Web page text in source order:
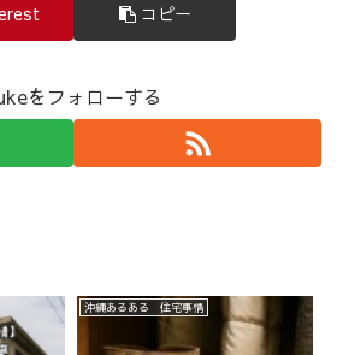
コピー
をフォローする
沖縄あるある 住宅事情